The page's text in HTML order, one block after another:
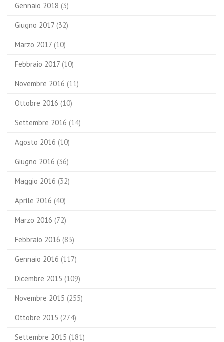
Gennaio 2018 (3)
Giugno 2017 (32)
Marzo 2017 (10)
Febbraio 2017 (10)
Novembre 2016 (11)
Ottobre 2016 (10)
Settembre 2016 (14)
Agosto 2016 (10)
Giugno 2016 (36)
Maggio 2016 (32)
Aprile 2016 (40)
Marzo 2016 (72)
Febbraio 2016 (83)
Gennaio 2016 (117)
Dicembre 2015 (109)
Novembre 2015 (255)
Ottobre 2015 (274)
Settembre 2015 (181)